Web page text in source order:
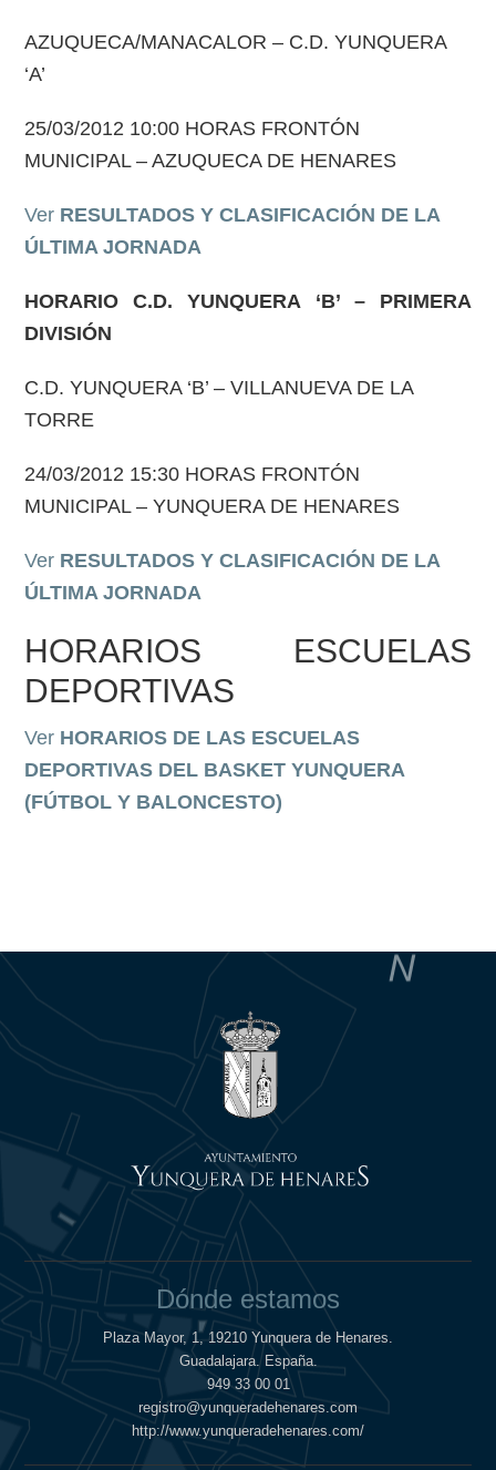
AZUQUECA/MANACALOR – C.D. YUNQUERA
‘A’
25/03/2012 10:00 HORAS FRONTÓN
MUNICIPAL – AZUQUECA DE HENARES
Ver RESULTADOS Y CLASIFICACIÓN DE LA
ÚLTIMA JORNADA
HORARIO C.D. YUNQUERA ‘B’– PRIMERA
DIVISIÓN
C.D. YUNQUERA ‘B’ – VILLANUEVA DE LA
TORRE
24/03/2012 15:30 HORAS FRONTÓN
MUNICIPAL – YUNQUERA DE HENARES
Ver RESULTADOS Y CLASIFICACIÓN DE LA
ÚLTIMA JORNADA
HORARIOS ESCUELAS
DEPORTIVAS
Ver HORARIOS DE LAS ESCUELAS
DEPORTIVAS DEL BASKET YUNQUERA
(FÚTBOL Y BALONCESTO)
Dónde estamos
Plaza Mayor, 1, 19210 Yunquera de Henares.
Guadalajara. España.
949 33 00 01
registro@yunqueradehenares.com
http://www.yunqueradehenares.com/